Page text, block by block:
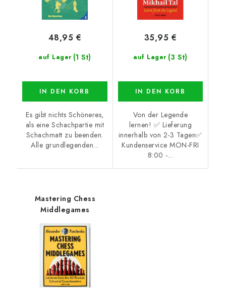
auf Lager (1 St)
48,95 €
IN DEN KORB
Es gibt nichts Schöneres,
als eine Schachpartie mit
Schachmatt zu beenden.
Alle grundlegenden...
auf Lager (3 St)
35,95 €
IN DEN KORB
Von der Legende
lernen! ✅ Lieferung
innerhalb von 2-3 Tagen✅
Kundenservice MON-FRI
8:00 -...
Mastering Chess
Middlegames